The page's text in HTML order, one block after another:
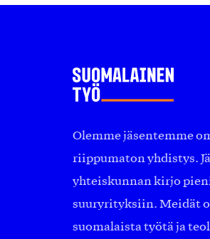
Olemme jäsentemme
riippumaton yhdistys.
yhteiskunnan kirjo
suuryrityksiin. Meidät
suomalaista työtä ja